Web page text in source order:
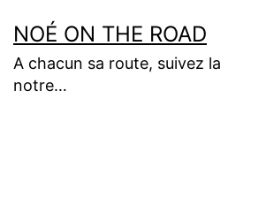
au
contenu
NOÉ ON THE ROAD
A chacun sa route, suivez la
notre…